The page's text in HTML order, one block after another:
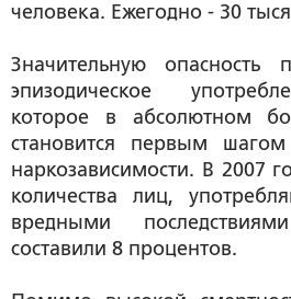
человека. Ежегодно - 30
Значительную опасность
эпизодическое
которое в абсолютном
становится первым
наркозависимости. В 2007
количества лиц,
вредными
составили 8 процентов.